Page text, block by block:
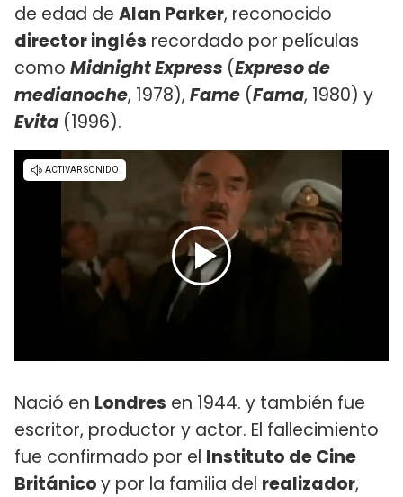
de edad de Alan Parker, reconocido
director inglés recordado por películas
como Midnight Express (Expreso de
medianoche, 1978), Fame (Fama, 1980) y
Evita (1996).
Nació en Londres en 1944. y también fue
escritor, productor y actor. El fallecimiento
fue confirmado por el Instituto de Cine
Británicoy por la familia del realizador,